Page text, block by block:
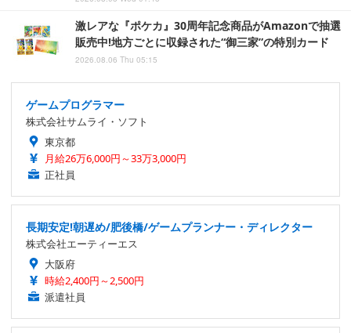
激レアな『ポケカ』30周年記念商品がAmazonで抽選
販売中!地方ごとに収録された“御三家”の特別カード
2026.08.06 Thu 05:15
ゲームプログラマー
株式会社サムライ・ソフト
東京都
月給26万6,000円～33万3,000円
正社員
長期安定!朝遅め/肥後橋/ゲームプランナー・ディレクター
株式会社エーティーエス
大阪府
時給2,400円～2,500円
派遣社員